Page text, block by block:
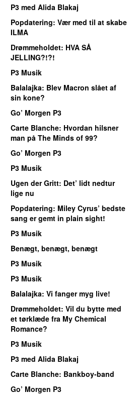
P3 med Alida Blakaj
Popdatering: Vær med til at skabe
ILMA
Drømmeholdet: HVA SÅ
JELLING?!?!
P3 Musik
Balalajka: Blev Macron slået af
sin kone?
Go’ Morgen P3
Carte Blanche: Hvordan hilsner
man på The Minds of 99?
Go’ Morgen P3
P3 Musik
Ugen der Gritt: Det’ lidt nedtur
lige nu
Popdatering: Miley Cyrus’ bedste
sang er gemt in plain sight!
P3 Musik
Benægt, benægt, benægt
P3 Musik
P3 Musik
Balalajka: Vi fanger myg live!
Drømmeholdet: Vil du bytte med
et tørklæde fra My Chemical
Romance?
P3 Musik
P3 med Alida Blakaj
Carte Blanche: Bankboy-band
Go’ Morgen P3